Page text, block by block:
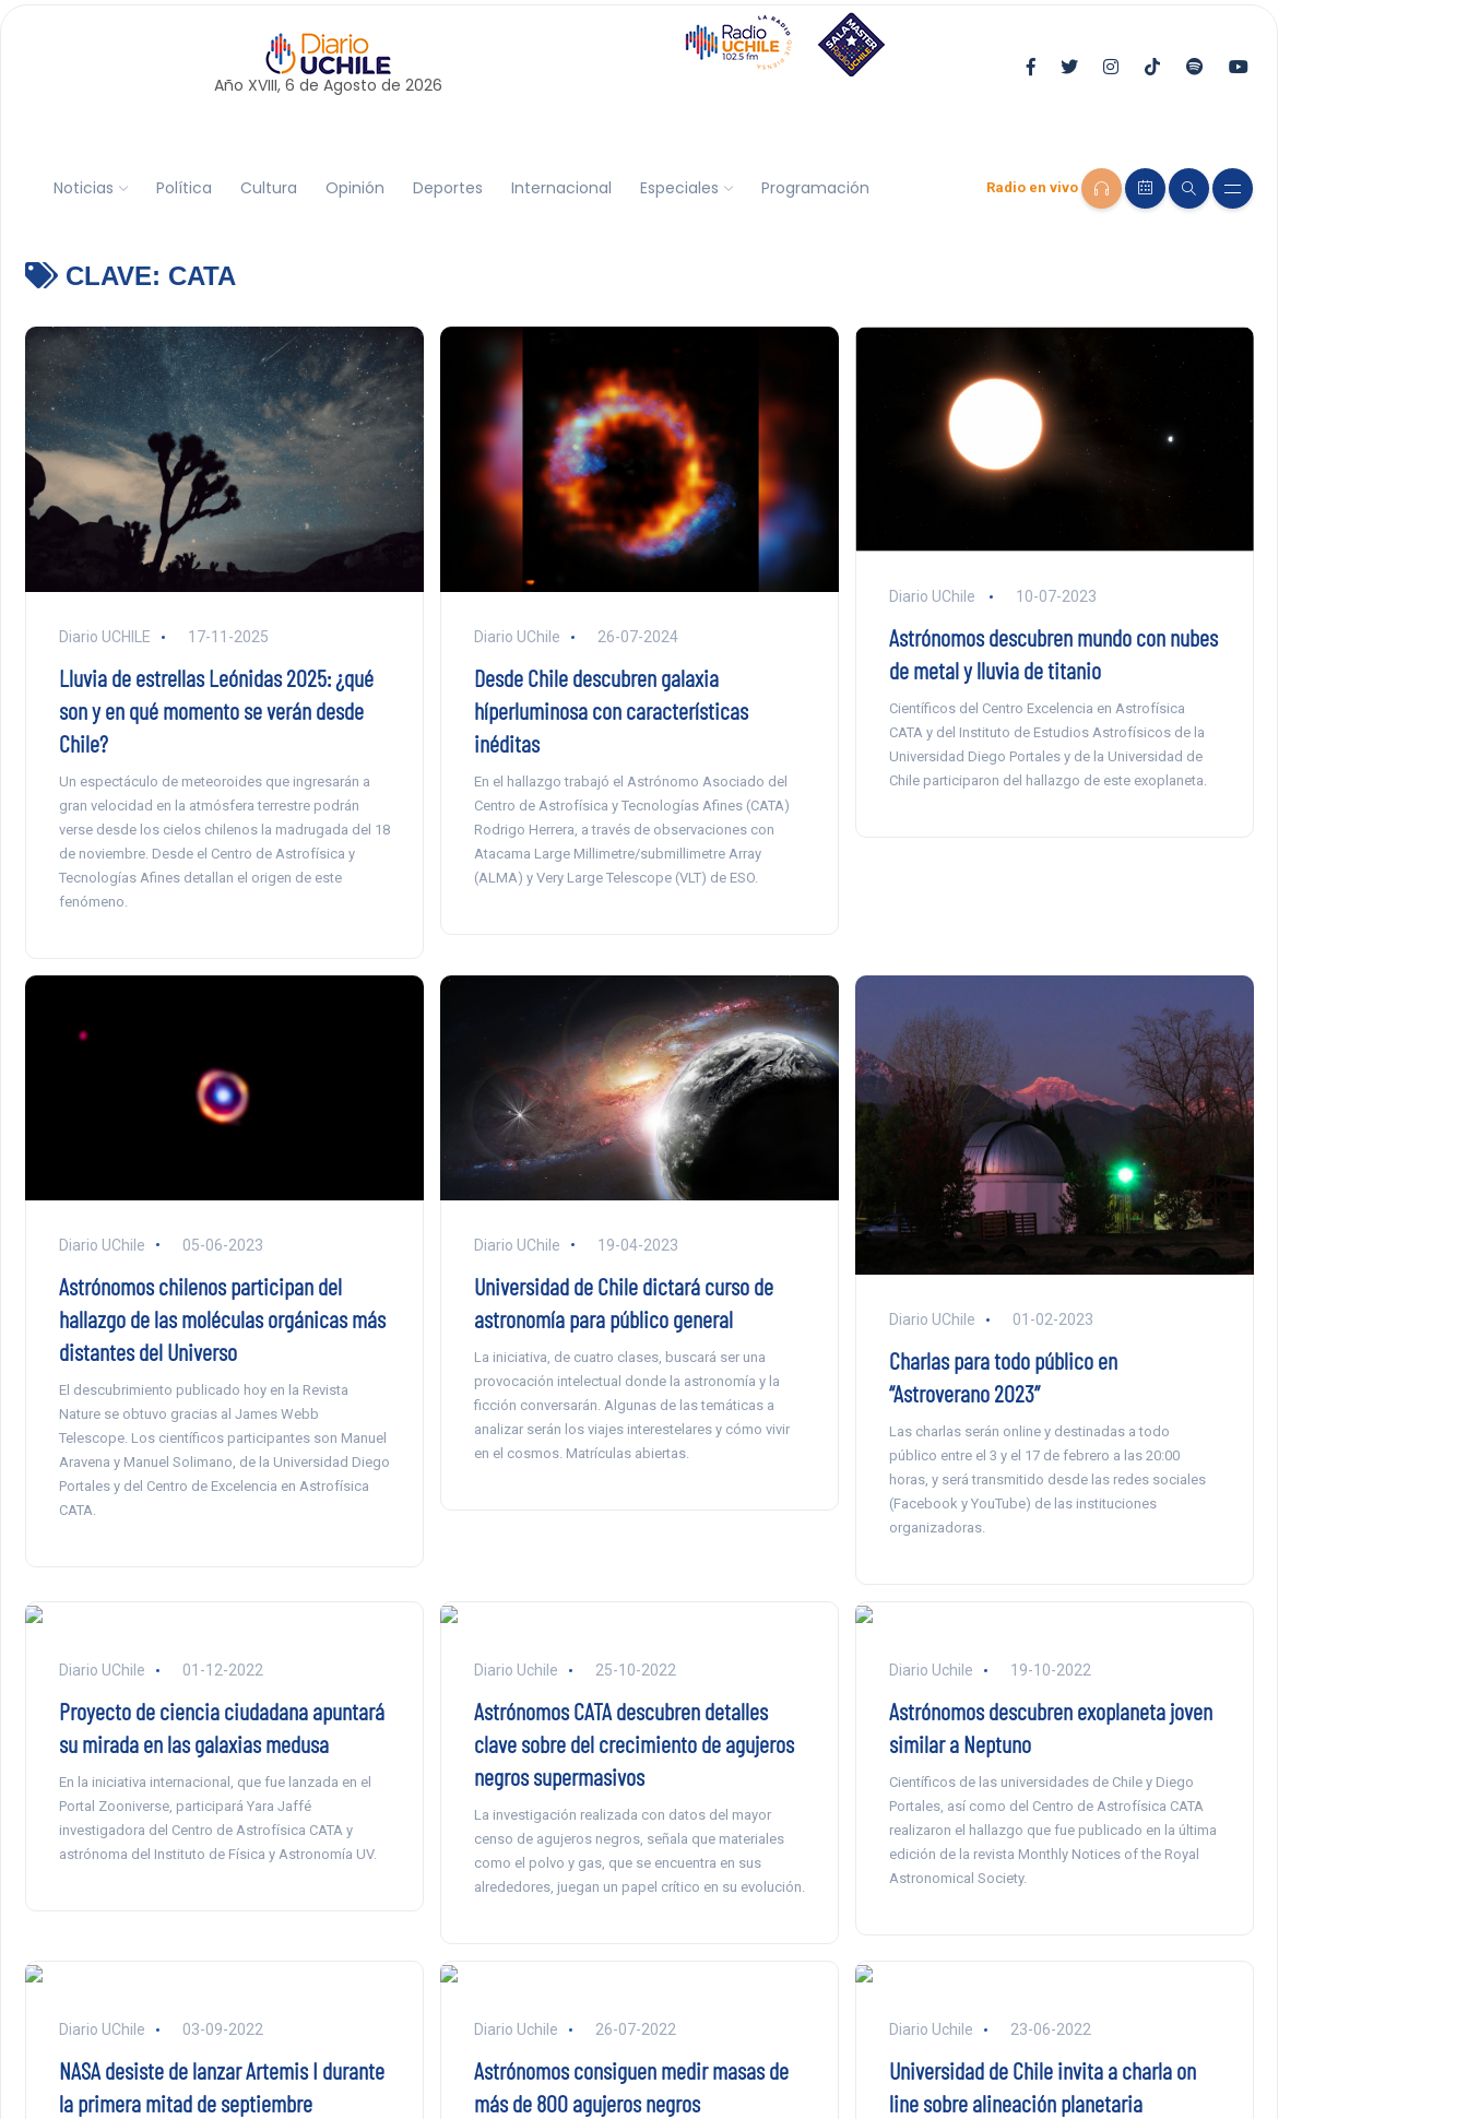
Año XVIII, 6 de Agosto de 2026
Noticias Política Cultura Opinión Deportes Internacional Especiales Programación Radio en vivo
CLAVE: CATA
Diario UCHILE 17-11-2025
Lluvia de estrellas Leónidas 2025: ¿qué
son y en qué momento se verán desde
Chile?
Un espectáculo de meteoroides que ingresarán a
gran velocidad en la atmósfera terrestre podrán
verse desde los cielos chilenos la madrugada del 18
de noviembre. Desde el Centro de Astrofísica y
Tecnologías Afines detallan el origen de este
fenómeno.
Diario UChile 26-07-2024
Desde Chile descubren galaxia
híperluminosa con características
inéditas
En el hallazgo trabajó el Astrónomo Asociado del
Centro de Astrofísica y Tecnologías Afines (CATA)
Rodrigo Herrera, a través de observaciones con
Atacama Large Millimetre/submillimetre Array
(ALMA) y Very Large Telescope (VLT) de ESO.
Diario UChile 10-07-2023
Astrónomos descubren mundo con nubes
de metal y lluvia de titanio
Científicos del Centro Excelencia en Astrofísica
CATA y del Instituto de Estudios Astrofísicos de la
Universidad Diego Portales y de la Universidad de
Chile participaron del hallazgo de este exoplaneta.
Diario UChile 05-06-2023
Astrónomos chilenos participan del
hallazgo de las moléculas orgánicas más
distantes del Universo
El descubrimiento publicado hoy en la Revista
Nature se obtuvo gracias al James Webb
Telescope. Los científicos participantes son Manuel
Aravena y Manuel Solimano, de la Universidad Diego
Portales y del Centro de Excelencia en Astrofísica
CATA.
Diario UChile 19-04-2023
Universidad de Chile dictará curso de
astronomía para público general
La iniciativa, de cuatro clases, buscará ser una
provocación intelectual donde la astronomía y la
ficción conversarán. Algunas de las temáticas a
analizar serán los viajes interestelares y cómo vivir
en el cosmos. Matrículas abiertas.
Diario UChile 01-02-2023
Charlas para todo público en
“Astroverano 2023”
Las charlas serán online y destinadas a todo
público entre el 3 y el 17 de febrero a las 20:00
horas, y será transmitido desde las redes sociales
(Facebook y YouTube) de las instituciones
organizadoras.
Diario UChile 01-12-2022
Proyecto de ciencia ciudadana apuntará
su mirada en las galaxias medusa
En la iniciativa internacional, que fue lanzada en el
Portal Zooniverse, participará Yara Jaffé
investigadora del Centro de Astrofísica CATA y
astrónoma del Instituto de Física y Astronomía UV.
Diario Uchile 25-10-2022
Astrónomos CATA descubren detalles
clave sobre del crecimiento de agujeros
negros supermasivos
La investigación realizada con datos del mayor
censo de agujeros negros, señala que materiales
como el polvo y gas, que se encuentra en sus
alrededores, juegan un papel crítico en su evolución.
Diario Uchile 19-10-2022
Astrónomos descubren exoplaneta joven
similar a Neptuno
Científicos de las universidades de Chile y Diego
Portales, así como del Centro de Astrofísica CATA
realizaron el hallazgo que fue publicado en la última
edición de la revista Monthly Notices of the Royal
Astronomical Society.
Diario UChile 03-09-2022
NASA desiste de lanzar Artemis I durante
la primera mitad de septiembre
Diario Uchile 26-07-2022
Astrónomos consiguen medir masas de
más de 800 agujeros negros
Diario Uchile 23-06-2022
Universidad de Chile invita a charla on
line sobre alineación planetaria